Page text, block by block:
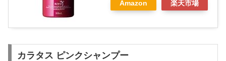
Amazon 楽天市場
カラタス ピンクシャンプー